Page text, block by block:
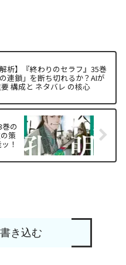
解析】『終わりのセラフ』35巻
連鎖」を断ち切れるか？AIが
構成と ネタバレ の核心
の
策
！
き込む